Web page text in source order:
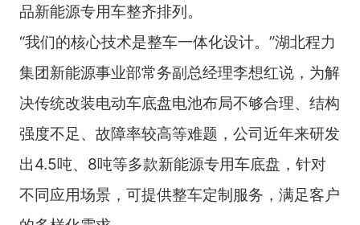
品新能源专用车整齐排列。
“我们的核心技术是整车一体化设计。”湖北程力
集团新能源事业部常务副总经理李想红说，为解
决传统改装电动车底盘电池布局不够合理、结构
强度不足、故障率较高等难题，公司近年来研发
出4.5吨、8吨等多款新能源专用车底盘，针对
不同应用场景，可提供整车定制服务，满足客户